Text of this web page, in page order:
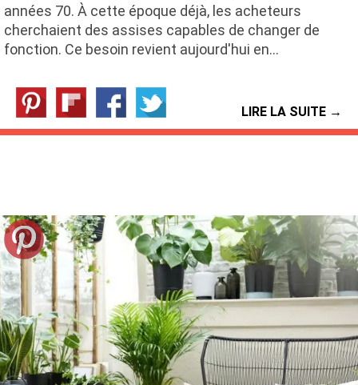
années 70. À cette époque déjà, les acheteurs
cherchaient des assises capables de changer de
fonction. Ce besoin revient aujourd'hui en…
LIRE LA SUITE →